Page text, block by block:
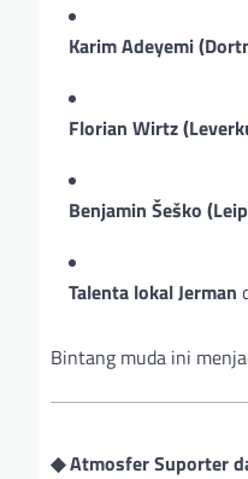
Karim Adeyemi
Florian Wirtz
Benjamin Šeško
Talenta lokal Jerman
Bintang muda ini
◆ Atmosfer Suporter